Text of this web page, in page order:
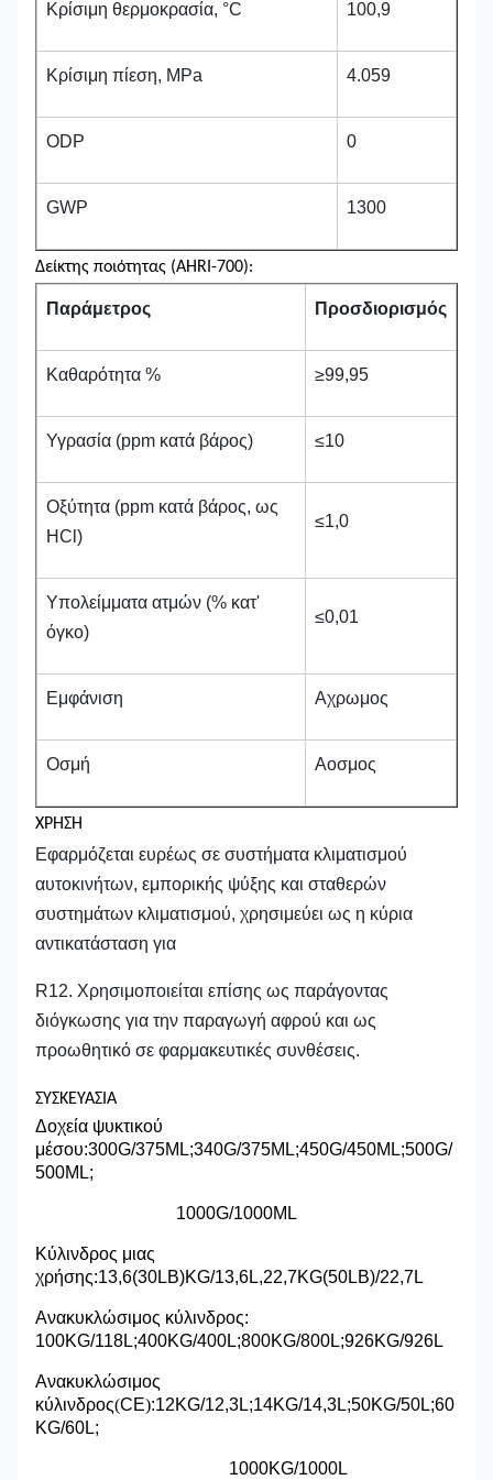
Κρίσιμη θερμοκρασία, °C 100,9
Κρίσιμη πίεση, MPa 4.059
ODP 0
GWP 1300
Δείκτης ποιότητας (AHRI-700):
Παράμετρος Προσδιορισμός
Καθαρότητα % ≥99,95
Υγρασία (ppm κατά βάρος) ≤10
Οξύτητα (ppm κατά βάρος, ως
HCl)
≤1,0
Υπολείμματα ατμών (% κατ'
όγκο)
≤0,01
Εμφάνιση Αχρωμος
Οσμή Αοσμος
ΧΡΗΣΗ
Εφαρμόζεται ευρέως σε συστήματα κλιματισμού
αυτοκινήτων, εμπορικής ψύξης και σταθερών
συστημάτων κλιματισμού, χρησιμεύει ως η κύρια
αντικατάσταση για
R12. Χρησιμοποιείται επίσης ως παράγοντας
διόγκωσης για την παραγωγή αφρού και ως
προωθητικό σε φαρμακευτικές συνθέσεις.
ΣΥΣΚΕΥΑΣΙΑ
Δοχεία ψυκτικού
μέσου:300G/375ML;340G/375ML;450G/450ML;500G/
500ML;
1000G/1000ML
Κύλινδρος μιας
χρήσης:13,6(30LB)KG/13,6L,22,7KG(50LB)/22,7L
Ανακυκλώσιμος κύλινδρος:
100KG/118L;400KG/400L;800KG/800L;926KG/926L
Ανακυκλώσιμος
κύλινδρος(CE):12KG/12,3L;14KG/14,3L;50KG/50L;60
KG/60L;
1000KG/1000L